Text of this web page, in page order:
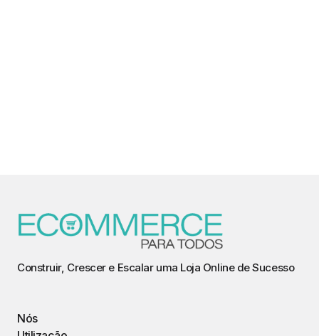
Construir, Crescer e Escalar uma Loja Online de Sucesso
Nós